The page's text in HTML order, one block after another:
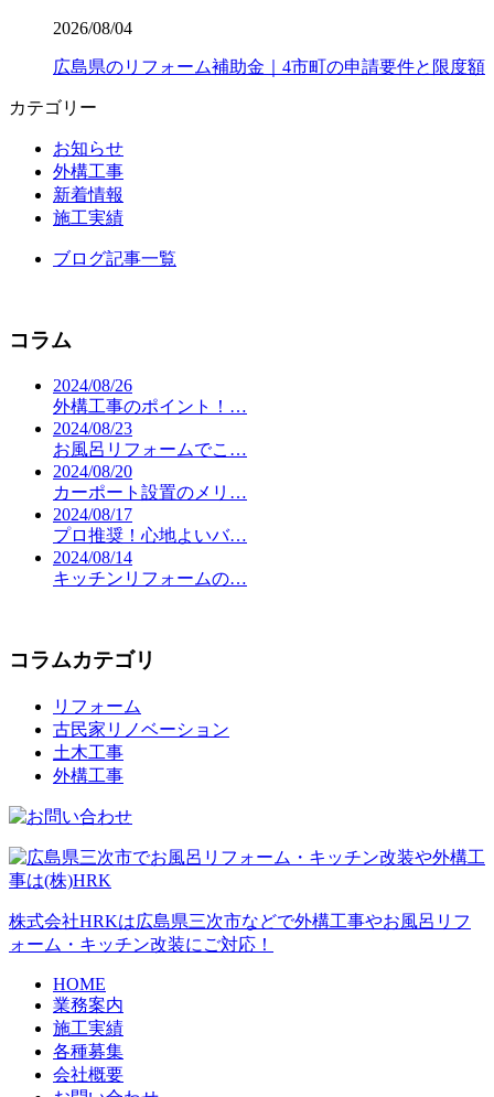
2026/08/04
広島県のリフォーム補助金｜4市町の申請要件と限度額
カテゴリー
お知らせ
外構工事
新着情報
施工実績
ブログ記事一覧
コラム
2024/08/26
外構工事のポイント！…
2024/08/23
お風呂リフォームでこ…
2024/08/20
カーポート設置のメリ…
2024/08/17
プロ推奨！心地よいバ…
2024/08/14
キッチンリフォームの…
コラムカテゴリ
リフォーム
古民家リノベーション
土木工事
外構工事
株式会社HRKは広島県三次市などで外構工事やお風呂リフ
ォーム・キッチン改装にご対応！
HOME
業務案内
施工実績
各種募集
会社概要